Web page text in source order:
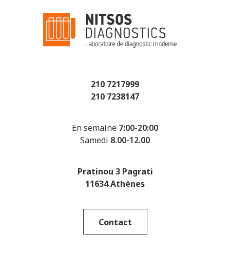
210 7217999
210 7238147
En semaine 7:00-20:00
Samedi 8.00-12.00
Pratinou 3 Pagrati
11634 Athènes
Contact